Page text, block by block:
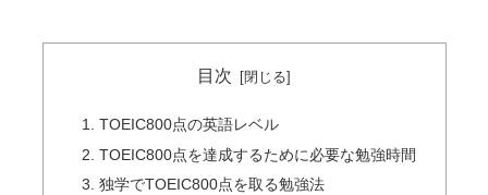
目次
TOEIC800点の英語レベル
TOEIC800点を達成するために必要な勉強時間
独学でTOEIC800点を取る勉強法